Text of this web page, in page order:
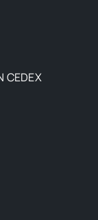
CEDEX